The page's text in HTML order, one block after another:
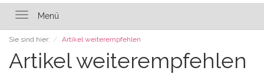
ToggleMenü
Sie sind hier: Artikel weiterempfehlen
Artikel weiterempfehlen